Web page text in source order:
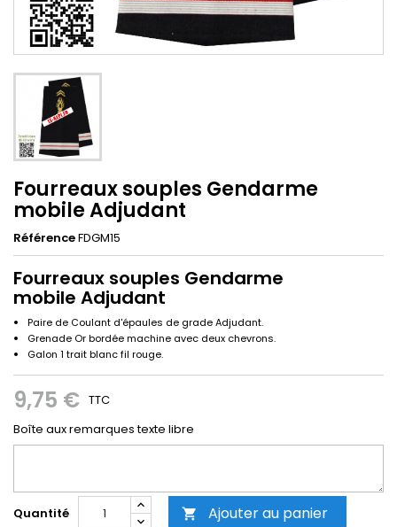
Fourreaux souples Gendarme
mobile Adjudant
RéférenceFDGM15
Fourreaux souples Gendarme
mobile Adjudant
Paire de Coulant d'épaules de grade Adjudant.
Grenade Or bordée machine avec deux chevrons.
Galon 1 trait blanc fil rouge.
9,75 € TTC
Boîte aux remarques texte libre
Quantité  Ajouter au panier